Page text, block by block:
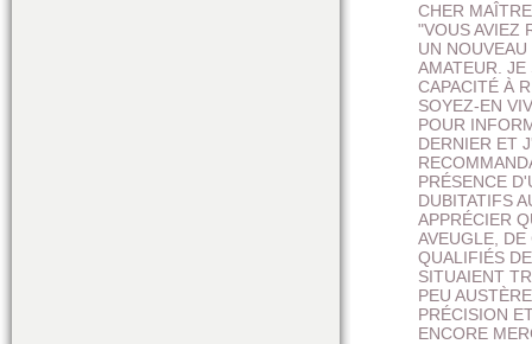
CHER
"VOUS AVIEZ
UN
AMATEUR. JE
CAPACITÉ À
SOYEZ-EN
POUR
DERNIER ET
PRÉSENCE
DUBITATIFS
APPRÉCIER
AVEUGLE,
QUALIFIÉS
SITUAIENT
PEU
PRÉCISION
ENCORE